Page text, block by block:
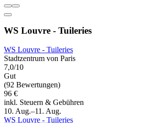
WS Louvre - Tuileries
WS Louvre - Tuileries
Stadtzentrum von Paris
7,0/10
Gut
(92 Bewertungen)
96 €
inkl. Steuern & Gebühren
10. Aug.–11. Aug.
WS Louvre - Tuileries